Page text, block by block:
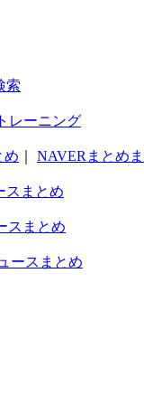
索
レーニング
め NAVERまとめ
スまとめ
スまとめ
ースまとめ